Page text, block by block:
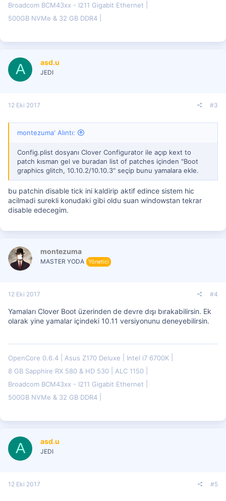
Broadcom BCM43xx - I211 Gigabit Ethernet
500GB NVMe & 32 GB DDR4
A asd.u
JEDI
12 Eki 2017 #3
montezuma' Alıntı:
Config.plist dosyanı Clover Configurator ile açıp kext to
patch kısman gel ve buradan list of patches içinden "Boot
graphics glitch, 10.10.2/10.10.3" seçip bunu yamalara ekle.
bu patchin disable tick ini kaldirip aktif edince sistem hic
acilmadi surekli konudaki gibi oldu suan windowstan tekrar
disable edecegim.
montezuma
MASTER YODA Yönetici
12 Eki 2017 #4
Yamaları Clover Boot üzerinden de devre dışı bırakabilirsin. Ek
olarak yine yamalar içindeki 10.11 versiyonunu deneyebilirsin.
OpenCore 0.6.4 Asus Z170 Deluxe
Intel i7 6700K
8 GB Sapphire RX 580 & HD 530
ALC 1150
Broadcom BCM43xx - I211 Gigabit Ethernet
500GB NVMe & 32 GB DDR4
A asd.u
JEDI
12 Eki 2017 #5